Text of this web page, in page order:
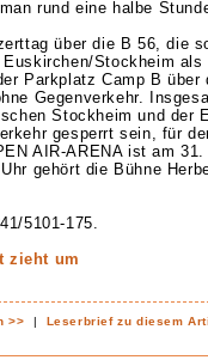
rund eine halbe
über die B 56, die
Stockheim
Parkplatz Camp B über
Gegenverkehr.
Stockheim und der
gesperrt sein, für
AIR-ARENA ist am
gehört die Bühne
5101-175.
zieht um
>> | Leserbrief zu diesem